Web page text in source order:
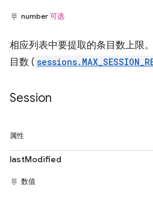
number 可选
相应列表中要提取的条目数上限
目数 (
Session
属性
lastModified
数值